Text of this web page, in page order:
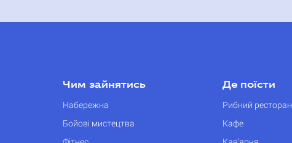
Чим зайнятись
Набережна
Бойові мистецтва
Де поїсти
Рибний ресторан
Кафе